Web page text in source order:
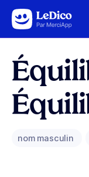
Aller au contenu
nom masculin